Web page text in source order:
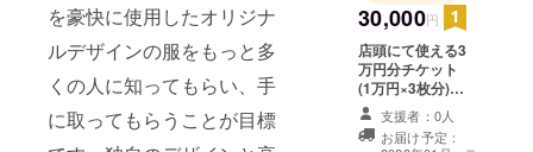
を豪快に使用したオリジナ
ルデザインの服をもっと多
くの人に知ってもらい、手
に取ってもらうことが目標
30,000円
店頭にて使える3
万円分チケット
(1万円×3枚分)を
配布します。 チ
ケット有効期限
2029年3月
支援者：0人
お届け予定：